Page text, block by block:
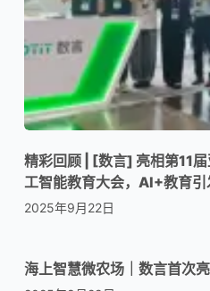
精彩回顾 | [数言] 亮相第11
工智能教育大会，AI+教育引
2025年9月22日
海上智慧微农场｜数言首次